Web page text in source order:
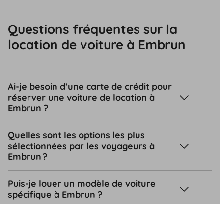
Questions fréquentes sur la
location de voiture à Embrun
Ai-je besoin d’une carte de crédit pour
réserver une voiture de location à
Embrun ?
Quelles sont les options les plus
sélectionnées par les voyageurs à
Embrun ?
Puis-je louer un modèle de voiture
spécifique à Embrun ?